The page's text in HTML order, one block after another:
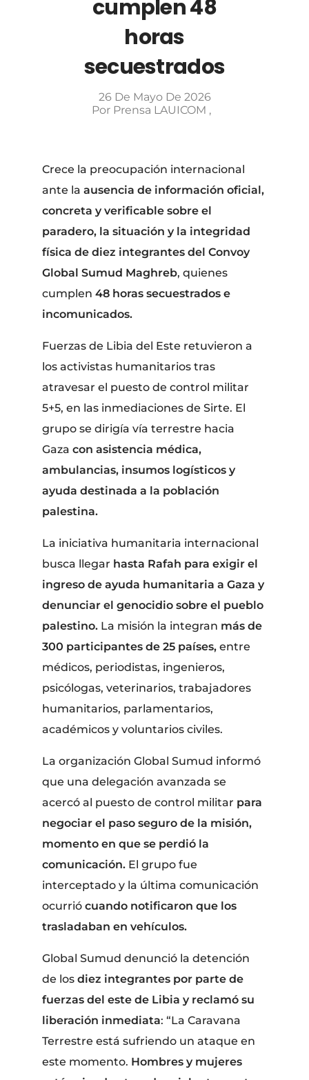
cumplen 48
horas
secuestrados
26 De Mayo De 2026
Por Prensa LAUICOM
Crece la preocupación internacional
ante la ausencia de información oficial,
concreta y verificable sobre el
paradero, la situación y la integridad
física de diez integrantes del Convoy
Global Sumud Maghreb, quienes
cumplen48 horas secuestrados e
incomunicados.
Fuerzas de Libia del Este retuvieron a
los activistas humanitarios tras
atravesar el puesto de control militar
5+5, en las inmediaciones de Sirte. El
grupo se dirigía vía terrestre hacia
Gazacon asistencia médica,
ambulancias, insumos logísticos y
ayuda destinada a la población
palestina.
La iniciativa humanitaria internacional
busca llegar hasta Rafah para exigir el
ingreso de ayuda humanitaria a Gaza y
denunciar el genocidio sobre el pueblo
palestino. La misión la integran más de
300 participantes de 25 países,entre
médicos, periodistas, ingenieros,
psicólogas, veterinarios, trabajadores
humanitarios, parlamentarios,
académicos y voluntarios civiles.
La organización Global Sumud informó
que una delegación avanzada se
acercó al puesto de control militar para
negociar el paso seguro de la misión,
momento en que se perdió la
comunicación. El grupo fue
interceptado y la última comunicación
ocurriócuando notificaron que los
trasladaban en vehículos.
Global Sumud denunció la detención
de losdiez integrantes por parte de
fuerzas del este de Libia y reclamó su
liberación inmediata: “La Caravana
Terrestre está sufriendo un ataque en
este momento. Hombres y mujeres